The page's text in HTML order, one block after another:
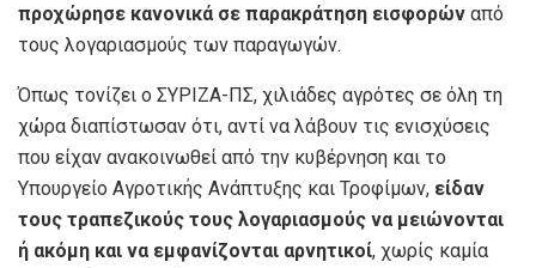
προχώρησε κανονικά σε παρακράτηση εισφορών από
τους λογαριασμούς των παραγωγών.
Όπως τονίζει ο ΣΥΡΙΖΑ-ΠΣ, χιλιάδες αγρότες σε όλη τη
χώρα διαπίστωσαν ότι, αντί να λάβουν τις ενισχύσεις
που είχαν ανακοινωθεί από την κυβέρνηση και το
Υπουργείο Αγροτικής Ανάπτυξης και Τροφίμων, είδαν
τους τραπεζικούς τους λογαριασμούς να μειώνονται
ή ακόμη και να εμφανίζονται αρνητικοί, χωρίς καμία